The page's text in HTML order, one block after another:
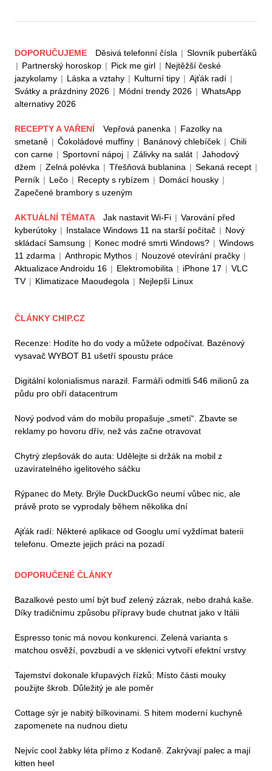
DOPORUČUJEME Děsivá telefonní čísla | Slovník puberťáků
| Partnerský horoskop | Pick me girl | Nejtěžší české
jazykolamy | Láska a vztahy | Kulturní tipy | Ajťák radí |
Svátky a prázdniny 2026 | Módní trendy 2026 | WhatsApp
alternativy 2026
RECEPTY A VAŘENÍ Vepřová panenka | Fazolky na
smetaně | Čokoládové muffiny | Banánový chlebíček | Chili
con carne | Sportovní nápoj | Zálivky na salát | Jahodový
džem | Zelná polévka | Třešňová bublanina | Sekaná recept |
Perník | Lečo | Recepty s rybízem | Domácí housky |
Zapečené brambory s uzeným
AKTUÁLNÍ TÉMATA Jak nastavit Wi-Fi | Varování před
kyberútoky | Instalace Windows 11 na starší počítač | Nový
skládací Samsung | Konec modré smrti Windows? | Windows
11 zdarma | Anthropic Mythos | Nouzové otevírání pračky |
Aktualizace Androidu 16 | Elektromobilita | iPhone 17 | VLC
TV | Klimatizace Maoudegola | Nejlepší Linux
ČLÁNKY CHIP.CZ
Recenze: Hodíte ho do vody a můžete odpočívat. Bazénový
vysavač WYBOT B1 ušetří spoustu práce
Digitální kolonialismus narazil. Farmáři odmítli 546 milionů za
půdu pro obří datacentrum
Nový podvod vám do mobilu propašuje „smetí“. Zbavte se
reklamy po hovoru dřív, než vás začne otravovat
Chytrý zlepšovák do auta: Udělejte si držák na mobil z
uzavíratelného igelitového sáčku
Rýpanec do Mety. Brýle DuckDuckGo neumí vůbec nic, ale
právě proto se vyprodaly během několika dní
Ajťák radí: Některé aplikace od Googlu umí vyždímat baterii
telefonu. Omezte jejich práci na pozadí
DOPORUČENÉ ČLÁNKY
Bazalkové pesto umí být buď zelený zázrak, nebo drahá kaše.
Díky tradičnímu způsobu přípravy bude chutnat jako v Itálii
Espresso tonic má novou konkurenci. Zelená varianta s
matchou osvěží, povzbudí a ve sklenici vytvoří efektní vrstvy
Tajemství dokonale křupavých řízků: Místo části mouky
použijte škrob. Důležitý je ale poměr
Cottage sýr je nabitý bílkovinami. S hitem moderní kuchyně
zapomenete na nudnou dietu
Nejvíc cool žabky léta přímo z Kodaně. Zakrývají palec a mají
kitten heel